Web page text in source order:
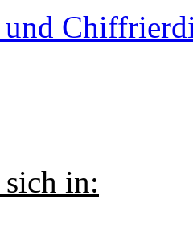
und
in: